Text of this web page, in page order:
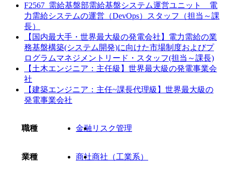
F2567_需給基盤部需給基盤システム運営ユニット 電
力需給システムの運営（DevOps）スタッフ（担当～課
長）
【国内最大手・世界最大級の発電会社】電力需給の業
務基盤構築(システム開発)に向けた市場制度およびプ
ログラムマネジメントリード・スタッフ(担当～課長)
【土木エンジニア：主任級】世界最大級の発電事業会
社
【建築エンジニア：主任~課長代理級】世界最大級の
発電事業会社
職種 金融 リスク管理
業種 商社商社（工業系）